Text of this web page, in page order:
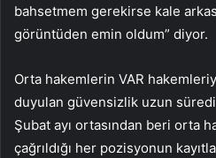
bahsetmem gerekirse kale
görüntüden emin oldum” diyor.
Orta hakemlerin VAR
duyulan güvensizlik uzun
Şubat ayı ortasından beri orta
çağrıldığı her pozisyonun